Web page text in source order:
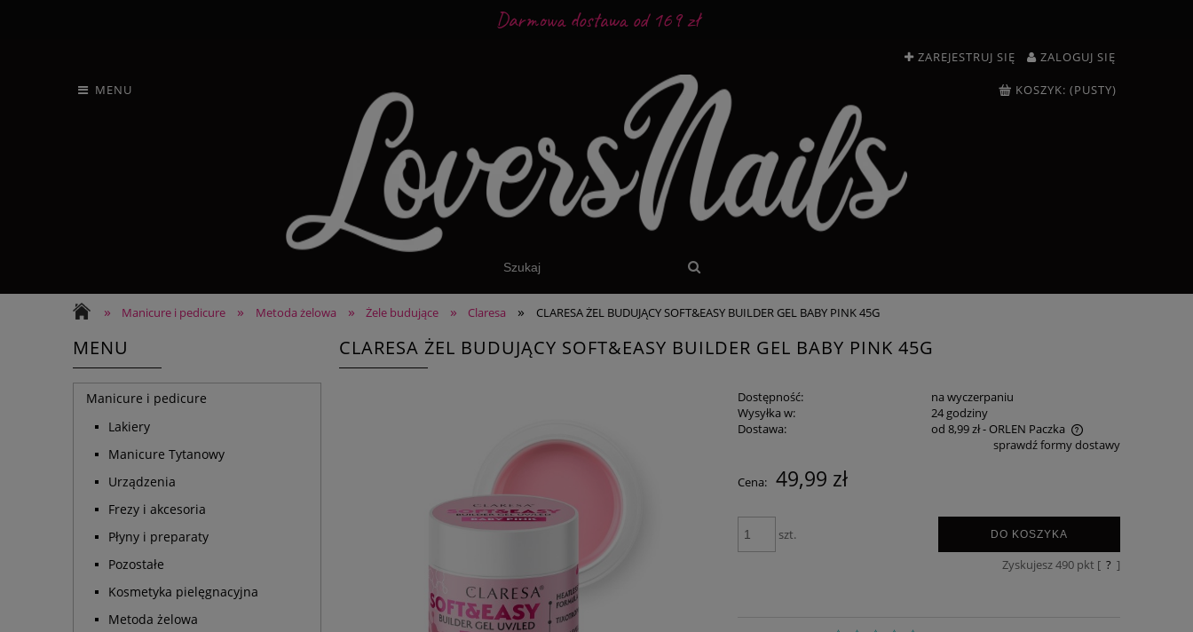
Darmowa dostawa od 169 zł
ZAREJESTRUJ SIĘ ZALOGUJ SIĘ
MENU KOSZYK: (PUSTY)
» Manicure i pedicure » Metoda żelowa » Żele budujące » Claresa » CLARESA ŻEL BUDUJĄCY SOFT&EASY BUILDER GEL BABY PINK 45G
MENU
Manicure i pedicure
Lakiery
Manicure Tytanowy
Urządzenia
Frezy i akcesoria
Płyny i preparaty
Pozostałe
Kosmetyka pielęgnacyjna
Metoda żelowa
CLARESA ŻEL BUDUJĄCY SOFT&EASY BUILDER GEL BABY PINK 45G
Dostępność:
na wyczerpaniu
Wysyłka w:
24 godziny
Dostawa:
od 8,99 zł- ORLEN Paczka
Cena nie zawiera ewentualnych kosztów
płatności
sprawdź formy dostawy
Cena: 49,99 zł
szt. DO KOSZYKA
Zyskujesz490pkt [ ? ]